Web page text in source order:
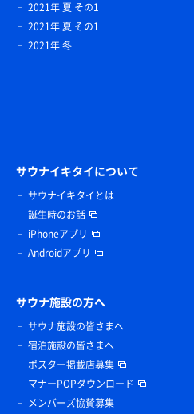
2021年 夏 その1
2021年 夏 その1
2021年 冬
サウナイキタイについて
サウナイキタイとは
誕生時のお話
iPhoneアプリ
Androidアプリ
サウナ施設の方へ
サウナ施設の皆さまへ
宿泊施設の皆さまへ
ポスター掲載店募集
マナーPOPダウンロード
メンバーズ協賛募集